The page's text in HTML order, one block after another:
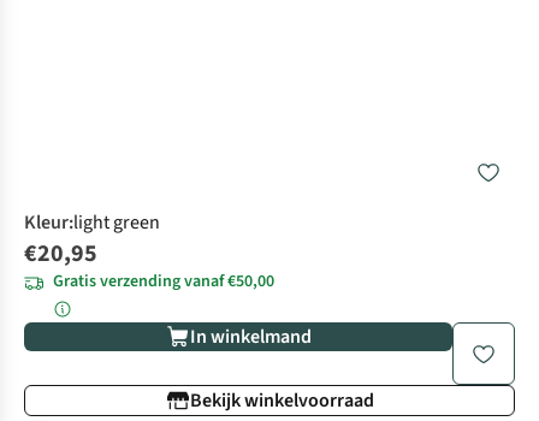
Kleur:light green
€20,95
Gratis verzending vanaf €50,00
In winkelmand
Bekijk winkelvoorraad